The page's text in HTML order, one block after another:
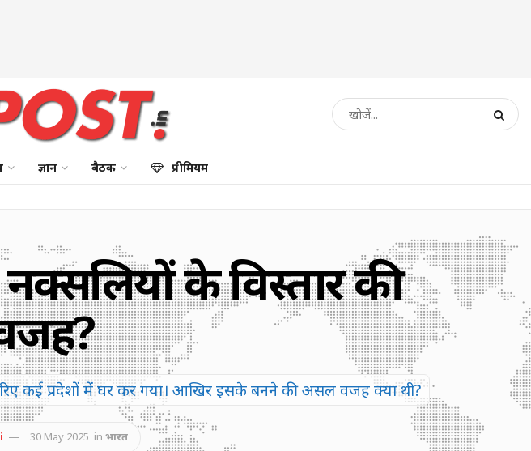
ज्ञान बैठक प्रीमियम
के विस्तार की
कई प्रदेशों में घर कर गया। आखिर इसके बनने की असल वजह क्या थी?
30 May 2025 in भारत